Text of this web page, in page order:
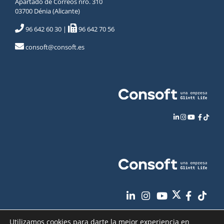
03700 Dénia (Alicante)
96 642 60 30 |
96 642 70 56
consoft@consoft.es
Utilizamos cookies para darte la mejor experiencia en